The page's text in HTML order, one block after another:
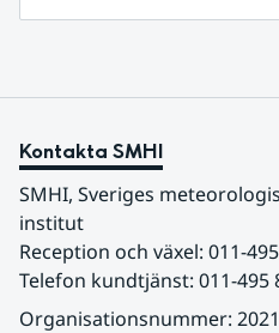
Kontakta SMHI
SMHI, Sveriges
institut
Reception och växel: 011-
Telefon kundtjänst: 011-495
Organisationsnummer: